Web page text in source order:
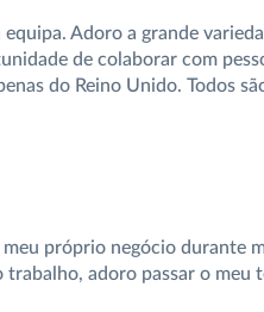
Adoro a grande
de colaborar com
do Reino Unido. Todos
próprio negócio durante
adoro passar o meu